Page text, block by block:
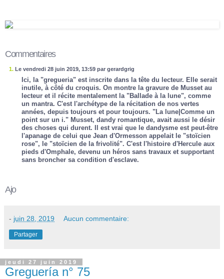
Commentaires
1. Le vendredi 28 juin 2019, 13:59 par gerardgrig
Ici, la "gregueria" est inscrite dans la tête du lecteur. Elle serait
inutile, à côté du croquis. On montre la gravure de Musset au
lecteur et il récite mentalement la "Ballade à la lune", comme
un mantra. C'est l'archétype de la récitation de nos vertes
années, depuis toujours et pour toujours. "La lune|Comme un
point sur un i." Musset, dandy romantique, avait aussi le désir
des choses qui durent. Il est vrai que le dandysme est peut-être
l'apanage de celui que Jean d'Ormesson appelait le "stoïcien
rose", le "stoïcien de la frivolité". C'est l'histoire d'Hercule aux
pieds d'Omphale, devenu un héros sans travaux et supportant
sans broncher sa condition d'esclave.
Ajo
- juin 28, 2019 Aucun commentaire:
Partager
jeudi 27 juin 2019
Greguería n° 75